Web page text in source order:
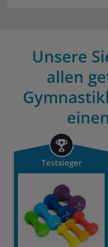
Unsere
allen
Testsieger